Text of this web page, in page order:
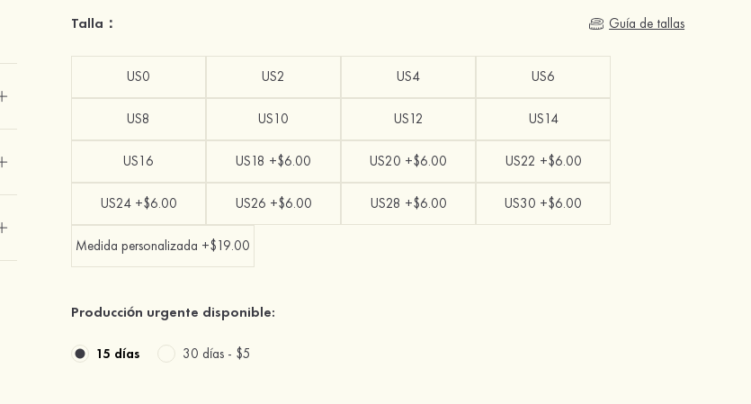
Talla： Guía de tallas
US0 US2 US4 US6
US8 US10 US12 US14
US16 US18 +$6.00 US20 +$6.00 US22 +$6.00
US24 +$6.00 US26 +$6.00 US28 +$6.00 US30 +$6.00
Medida personalizada +$19.00
Producción urgente disponible:
15 días 30 días - $5